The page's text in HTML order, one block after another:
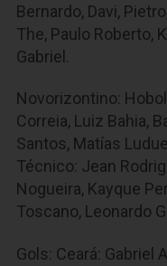
Bernardo, Davi,
The, Paulo Roberto,
Gabriel.
Novorizontino:
Correia, Luiz Bahia,
Santos, Matías
Técnico: Jean
Nogueira, Kayque
Toscano, Leonardo
Gols: Ceará: Gabriel